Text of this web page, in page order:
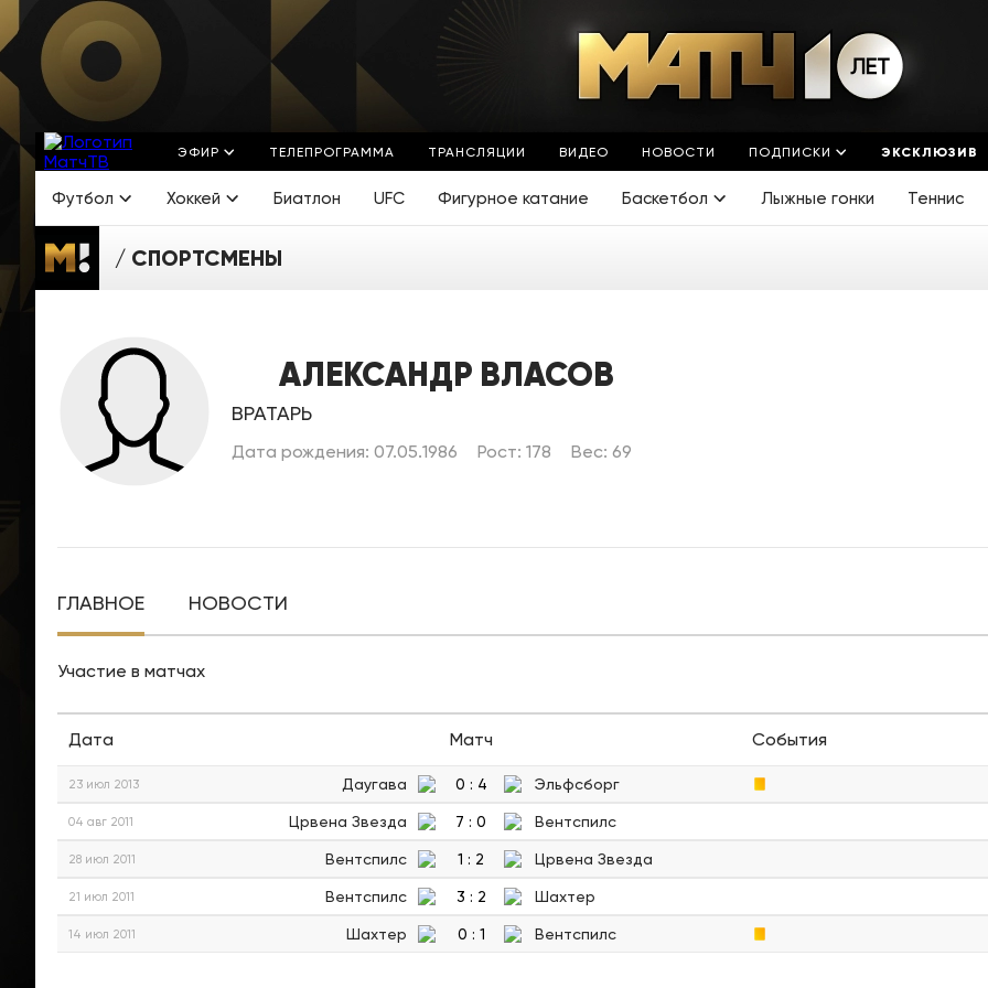
ЭФИР ТЕЛЕПРОГРАММА ТРАНСЛЯЦИИ ВИДЕО НОВОСТИ ПОДПИСКИ ЭКСКЛЮЗИВ
Футбол Хоккей Биатлон UFC Фигурное катание Баскетбол Лыжные гонки Теннис
СПОРТСМЕНЫ
АЛЕКСАНДР ВЛАСОВ
ВРАТАРЬ
Дата рождения: 07.05.1986 Рост: 178 Вес: 69
ГЛАВНОЕ НОВОСТИ
Участие в матчах
Дата Матч События
23 июл 2013 Даугава 0 : 4 Эльфсборг
04 авг 2011 Црвена Звезда 7 : 0 Вентспилс
28 июл 2011 Вентспилс 1 : 2 Црвена Звезда
21 июл 2011 Вентспилс 3 : 2 Шахтер
14 июл 2011 Шахтер 0 : 1 Вентспилс